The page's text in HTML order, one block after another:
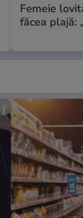
Femeie
făcea plajă: